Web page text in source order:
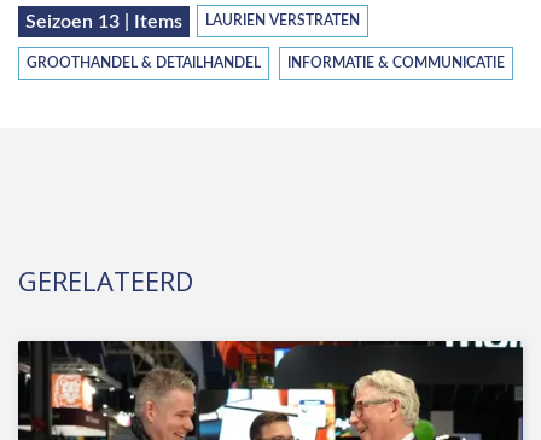
Seizoen 13 | Items LAURIEN VERSTRATEN
GROOTHANDEL & DETAILHANDEL INFORMATIE & COMMUNICATIE
GERELATEERD